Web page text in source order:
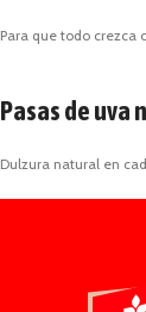
Para que todo crezca
Pasas de uva
Dulzura natural en